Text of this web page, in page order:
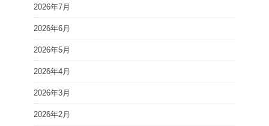
2026年7月
2026年6月
2026年5月
2026年4月
2026年3月
2026年2月